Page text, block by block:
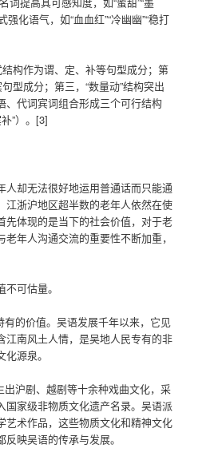
强化语气，如“血血红”“冷幽幽”“稳打
构作为谓、定、补等句型成分；第
型成分；第三，“数量动”结构突出
、代词宾词组合形成三个可行结构
补”）。[3]
人却无法很好地运用普通话而只能通
江浙沪地区超半数的老年人依然在使
先体现的是当下的社会价值，对于老
年人沟通交流的重要性不断加重，
可估量。
的价值。吴语发展千年以来，它见
江南风土人情，是吴地人民专有的非
源泉。
沪剧、越剧等十余种戏曲文化，采
国家级非物质文化遗产名录。吴语派
艺术作品，这些物质文化和精神文化
映吴语的传承与发展。